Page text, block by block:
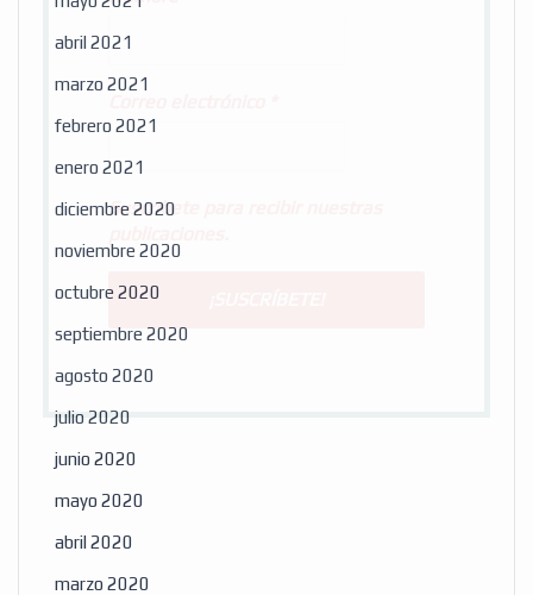
abril 2021
marzo 2021
febrero 2021
enero 2021
diciembre 2020
noviembre 2020
octubre 2020
septiembre 2020
agosto 2020
julio 2020
junio 2020
mayo 2020
abril 2020
marzo 2020
Suscribete para recibir nuestras